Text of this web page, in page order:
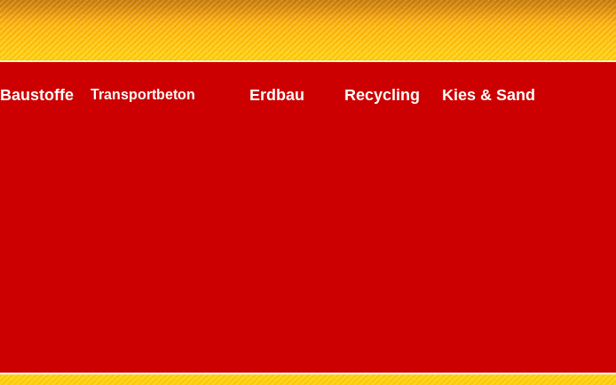
Baustoffe Transportbeton Erdbau Recycling Kies & Sand